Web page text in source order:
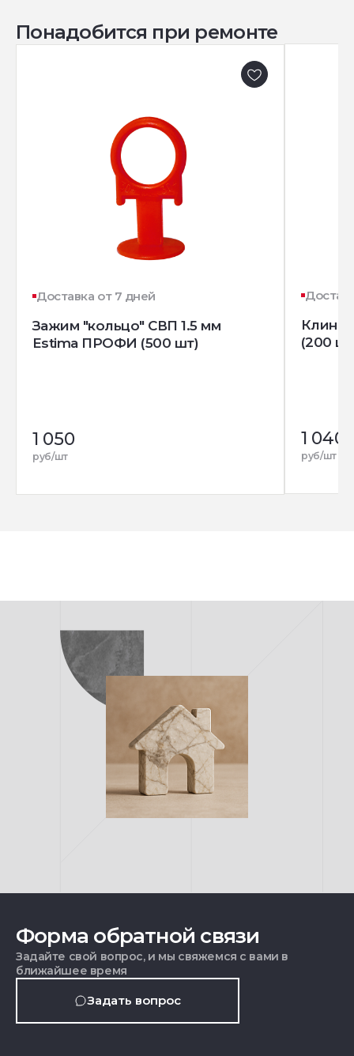
Понадобится при ремонте
Доставка от 7 дней
Зажим "кольцо" СВП 1.5 мм
Estima ПРОФИ (500 шт)
1 050
руб/шт
Клин
(200
1 040
руб/шт
Форма обратной связи
Задайте свой вопрос, и мы свяжемся с вами в
ближайшее время
Задать вопрос